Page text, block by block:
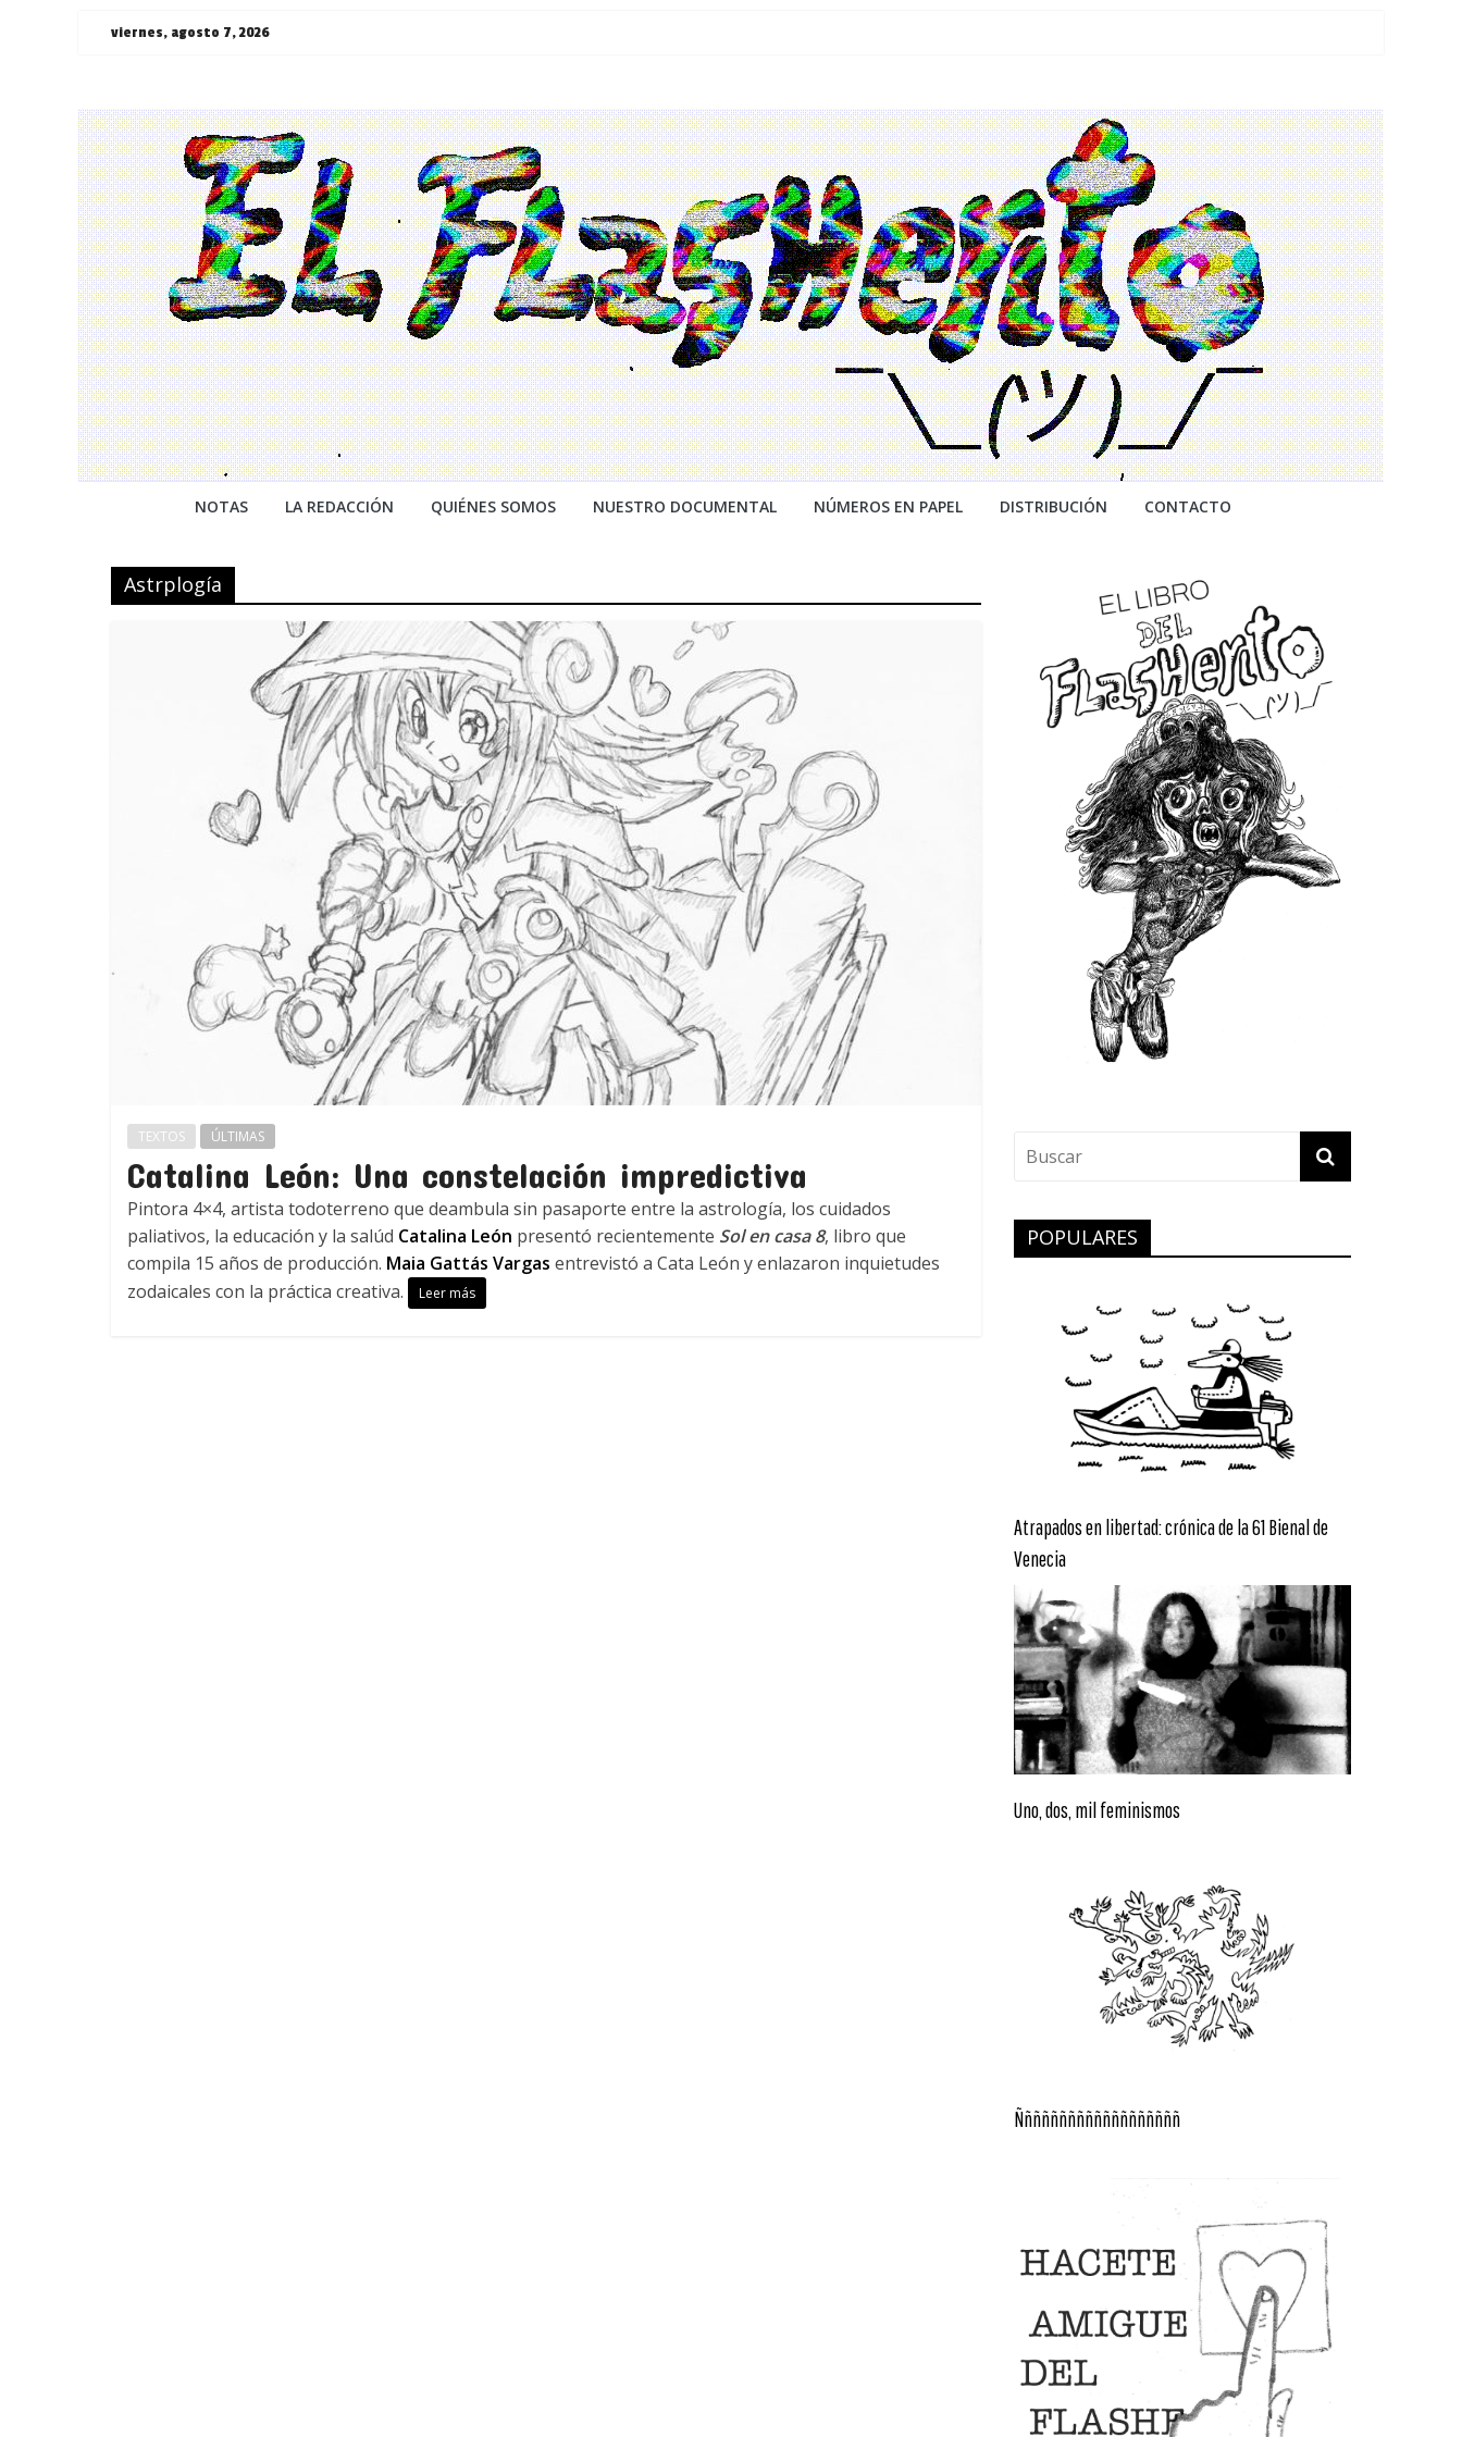
Saltarviernes, agosto 7, 2026
¯\_(ツ)_/
¯
NOTAS LA REDACCIÓN QUIÉNES SOMOS NUESTRO DOCUMENTAL NÚMEROS EN PAPEL DISTRIBUCIÓN CONTACTO
Astrplogía
TEXTOS ÚLTIMAS
Catalina León: Una constelación impredictiva
Pintora 4×4, artista todoterreno que deambula sin pasaporte entre la astrología, los cuidados
paliativos, la educación y la salúd Catalina León presentó recientemente Sol en casa 8, libro que
compila 15 años de producción. Maia Gattás Vargas entrevistó a Cata León y enlazaron inquietudes
zodaicales con la práctica creativa.
Leer más
POPULARES
Atrapados en libertad: crónica de la 61 Bienal de
Venecia
Uno, dos, mil feminismos
Ñññññññññññññññññññ